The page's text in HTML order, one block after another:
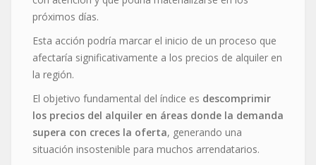
próximos días.
Esta acción podría marcar el inicio de un proceso que
afectaría significativamente a los precios de alquiler en
la región.
El objetivo fundamental del índice es descomprimir
los precios del alquiler en áreas donde la demanda
supera con creces la oferta, generando una
situación insostenible para muchos arrendatarios.